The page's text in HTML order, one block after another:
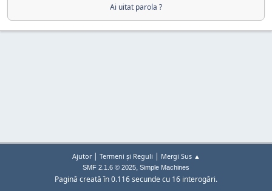
Ai uitat parola ?
Ajutor| Termeni și Reguli | Mergi Sus ▲
SMF 2.1.6 © 2025, Simple Machines
Pagină creată în 0.116 secunde cu 16 interogări.